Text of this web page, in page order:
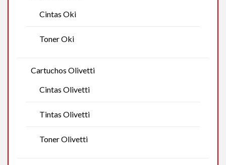
Cintas Oki
Toner Oki
Cartuchos Olivetti
Cintas Olivetti
Tintas Olivetti
Toner Olivetti